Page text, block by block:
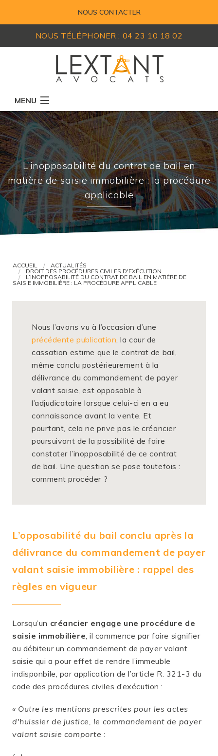
NOUS CONTACTER
NOUS TÉLÉPHONER : 04 23 10 18 02
MENU
RÉSEAU D'AVOCATS
MEMBRES
EXPERTISES
ACTUALITÉS
LEXIQUE
VOUS ÊTES AVOCAT ?
L’inopposabilité du contrat de bail en
matière de saisie immobilière : la procédure
applicable
ACCUEIL
ACTUALITÉS
DROIT DES PROCÉDURES CIVILES D'EXÉCUTION
L’INOPPOSABILITÉ DU CONTRAT DE BAIL EN MATIÈRE DE
SAISIE IMMOBILIÈRE : LA PROCÉDURE APPLICABLE
Nous l’avons vu à l’occasion d’une
précédente publication, la cour de
cassation estime que le contrat de bail,
même conclu postérieurement à la
délivrance du commandement de payer
valant saisie, est opposable à
l’adjudicataire lorsque celui-ci en a eu
connaissance avant la vente. Et
pourtant, cela ne prive pas le créancier
poursuivant de la possibilité de faire
constater l’inopposabilité de ce contrat
de bail. Une question se pose toutefois :
comment procéder ?
L’opposabilité du bail conclu après la
délivrance du commandement de payer
valant saisie immobilière : rappel des
règles en vigueur
Lorsqu’un créancier engage une procédure de
saisie immobilière, il commence par faire signifier
au débiteur un commandement de payer valant
saisie qui a pour effet de rendre l’immeuble
indisponbile, par application de l’article R. 321-3 du
code des procédures civiles d’exécution :
« Outre les mentions prescrites pour les actes
d'huissier de justice, le commandement de payer
valant saisie comporte :